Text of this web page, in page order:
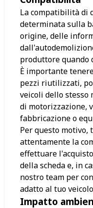
La compatibilità di
determinata sulla
origine, delle
produttore quando
È importante
pezzi riutilizzati,
veicoli dello stesso
di motorizzazione,
fabbricazione o
Per questo motivo,
attentamente la
effettuare
della scheda e, in
nostro team per
adatto al tuo
Impatto